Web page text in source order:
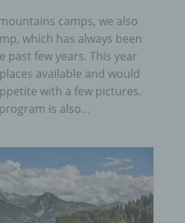
camps, we also
which has always been
past few years. This year
available and would
with a few pictures.
is also...